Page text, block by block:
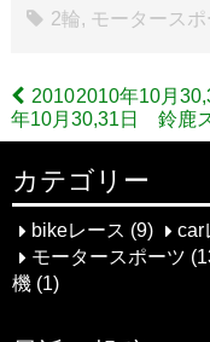
2輪, モータースポ
投
稿
ナ
ビ
2010年10月
2010
年10月30,31日 鈴鹿
カテゴリー
bikeレース (9) car
モータースポーツ
機 (1)